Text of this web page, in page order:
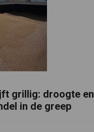
grillig: droogte en
in de greep